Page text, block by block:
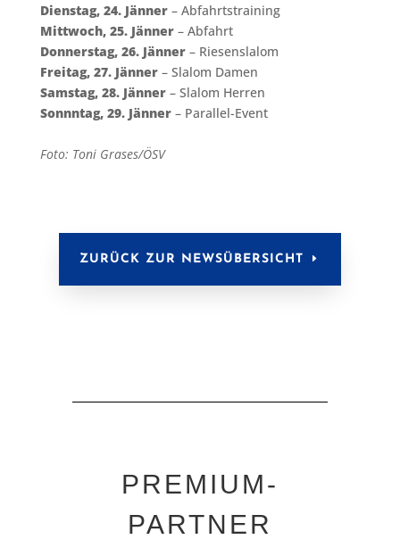
Dienstag, 24. Jänner– Abfahrtstraining
Mittwoch, 25. Jänner– Abfahrt
Donnerstag, 26. Jänner– Riesenslalom
Freitag, 27. Jänner– Slalom Damen
Samstag, 28. Jänner– Slalom Herren
Sonnntag, 29. Jänner– Parallel-Event
Foto: Toni Grases/ÖSV
ZURÜCK ZUR NEWSÜBERSICHT
PREMIUM-
PARTNER